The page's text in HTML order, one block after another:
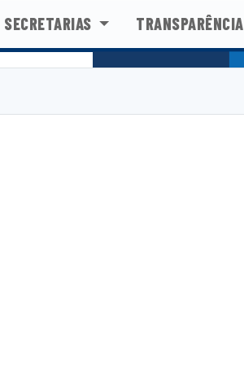
SECRETARIAS TRANSPARÊNCIA